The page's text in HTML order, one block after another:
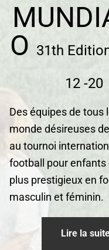
O 31th
12 -20
Des équipes de tous
monde désireuses
au tournoi
football pour enfants
plus prestigieux en
masculin et féminin.
Lire la